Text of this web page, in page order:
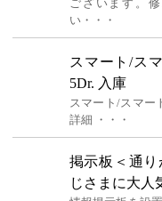
ございます。
い・・・
スマート/ス
5Dr. 入庫
スマート/スマー
詳細 ・・・
掲示板＜通
じさまに大人